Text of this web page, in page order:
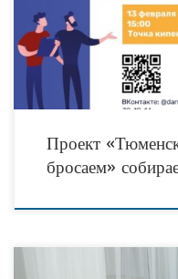
— своих не бросаем». Цель
Проект
бросаем»